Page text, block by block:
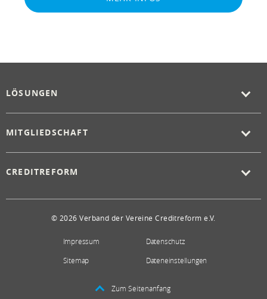
LÖSUNGEN
MITGLIEDSCHAFT
CREDITREFORM
© 2026 Verband der Vereine Creditreform e.V.
Impressum
Datenschutz
Sitemap
Dateneinstellungen
Zum Seitenanfang